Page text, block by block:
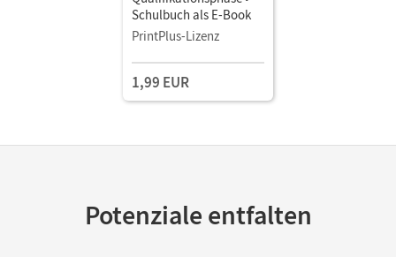
Schulbuch als E-Book
PrintPlus-Lizenz
1,99 EUR
Potenziale entfalten